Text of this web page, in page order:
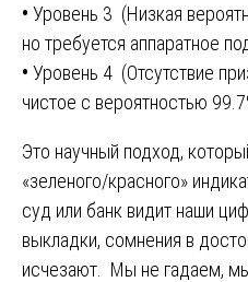
• Уровень 3 (Низкая
но требуется аппаратное
• Уровень 4 (Отсутствие
чистое с вероятностью
Это научный подход,
«зеленого/красного»
суд или банк видит наши
выкладки, сомнения в
исчезают. Мы не гадаем,